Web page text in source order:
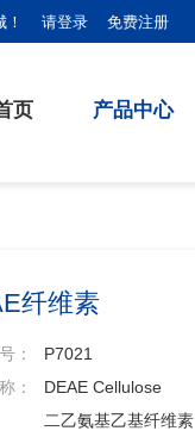
请登录 免费注册
页 产品中心
纤维素
：
P7021
：
DEAE Cellulose
二乙氨基乙基纤维素